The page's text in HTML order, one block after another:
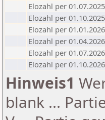
Elozahl per 01.07.2025
Elozahl per 01.10.2025
Elozahl per 01.01.2026
Elozahl per 01.04.2026
Elozahl per 01.07.2026
Elozahl per 01.10.2026
Hinweis1
blank ...